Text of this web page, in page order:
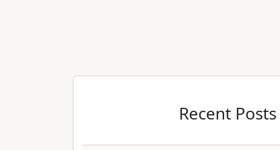
Recent Posts